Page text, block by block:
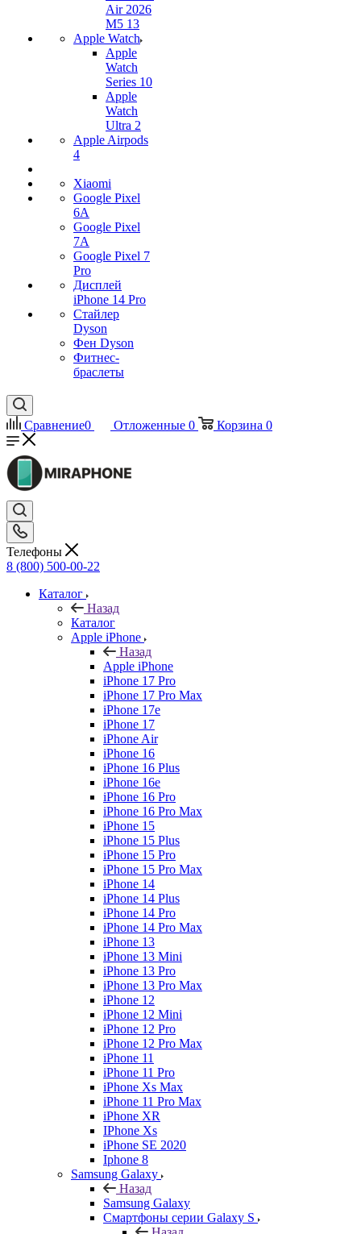
Air 2026
M5 13
Apple Watch
Apple
Watch
Series 10
Apple
Watch
Ultra 2
Apple Airpods
4
Xiaomi
Google Pixel
6A
Google Pixel
7А
Google Pixel 7
Pro
Дисплей
iPhone 14 Pro
Стайлер
Dyson
Фен Dyson
Фитнес-
браслеты
Сравнение0 Отложенные 0 Корзина 0
Телефоны
8 (800) 500-00-22
Каталог
Назад
Каталог
Apple iPhone
Назад
Apple iPhone
iPhone 17 Pro
iPhone 17 Pro Max
iPhone 17e
iPhone 17
iPhone Air
iPhone 16
iPhone 16 Plus
iPhone 16e
iPhone 16 Pro
iPhone 16 Pro Max
iPhone 15
iPhone 15 Plus
iPhone 15 Pro
iPhone 15 Pro Max
iPhone 14
iPhone 14 Plus
iPhone 14 Pro
iPhone 14 Pro Max
iPhone 13
iPhone 13 Mini
iPhone 13 Pro
iPhone 13 Pro Max
iPhone 12
iPhone 12 Mini
iPhone 12 Pro
iPhone 12 Pro Max
iPhone 11
iPhone 11 Pro
iPhone Xs Max
iPhone 11 Pro Max
iPhone XR
IPhone Xs
iPhone SE 2020
Iphone 8
Samsung Galaxy
Назад
Samsung Galaxy
Смартфоны серии Galaxy S